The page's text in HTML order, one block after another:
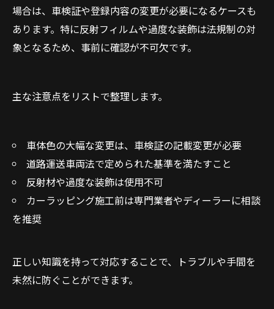
場合は、車検証や登録内容の変更が必要になるケースも
あります。特に反射フィルムや過度な装飾は法規制の対
象となるため、事前に確認が不可欠です。
主な注意点をリストで整理します。
車体色の大幅な変更は、車検証の記載変更が必要
道路運送車両法で定められた基準を満たすこと
反射材や過度な装飾は使用不可
カーラッピング施工前は専門業者やディーラーに相談
を推奨
正しい知識を持って対応することで、トラブルや手間を
未然に防ぐことができます。